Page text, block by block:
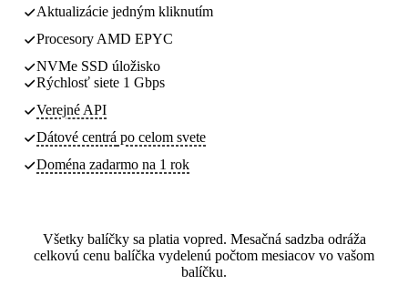
Aktualizácie jedným kliknutím
Procesory AMD EPYC
NVMe SSD úložisko
Rýchlosť siete 1 Gbps
Verejné API
Dátové centrá po celom svete
Doména zadarmo na 1 rok
Všetky balíčky sa platia vopred. Mesačná sadzba odráža
celkovú cenu balíčka vydelenú počtom mesiacov vo vašom
balíčku.